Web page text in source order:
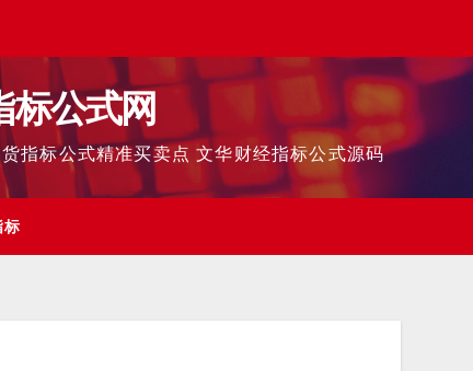
标公式网
指标公式精准买卖点 文华财经指标公式源码